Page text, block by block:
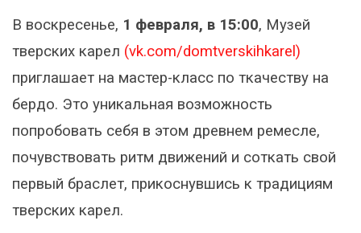
В воскресенье, 1 февраля, в 15:00, Музей
тверских карел (vk.com/domtverskihkarel)
приглашает на мастер-класс по ткачеству на
бердо. Это уникальная возможность
попробовать себя в этом древнем ремесле,
почувствовать ритм движений и соткать свой
первый браслет, прикоснувшись к традициям
тверских карел.